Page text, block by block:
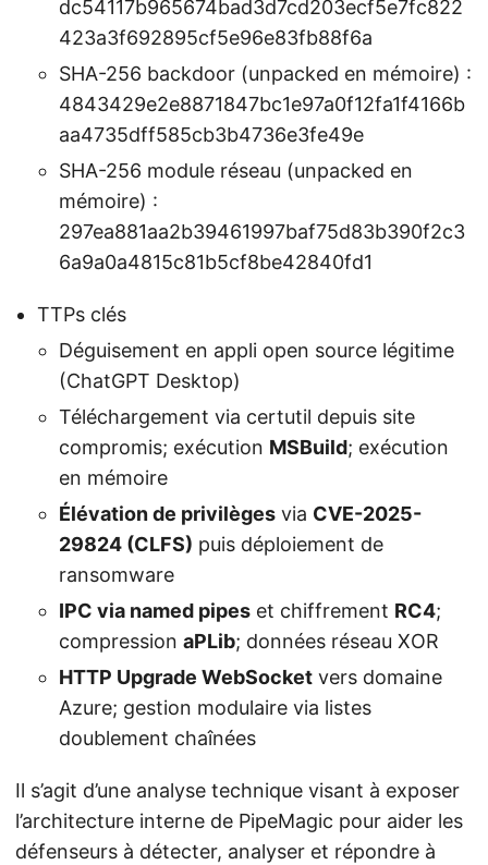
dc54117b965674bad3d7cd203ecf5e7fc822
423a3f692895cf5e96e83fb88f6a
SHA-256 backdoor (unpacked en mémoire) :
4843429e2e8871847bc1e97a0f12fa1f4166b
aa4735dff585cb3b4736e3fe49e
SHA-256 module réseau (unpacked en
mémoire) :
297ea881aa2b39461997baf75d83b390f2c3
6a9a0a4815c81b5cf8be42840fd1
TTPs clés
Déguisement en appli open source légitime
(ChatGPT Desktop)
Téléchargement via certutil depuis site
compromis; exécution MSBuild; exécution
en mémoire
Élévation de privilèges via CVE-2025-
29824 (CLFS) puis déploiement de
ransomware
IPC via named pipes et chiffrement RC4;
compression aPLib; données réseau XOR
HTTP Upgrade WebSocket vers domaine
Azure; gestion modulaire via listes
doublement chaînées
Il s’agit d’une analyse technique visant à exposer
l’architecture interne de PipeMagic pour aider les
défenseurs à détecter, analyser et répondre à